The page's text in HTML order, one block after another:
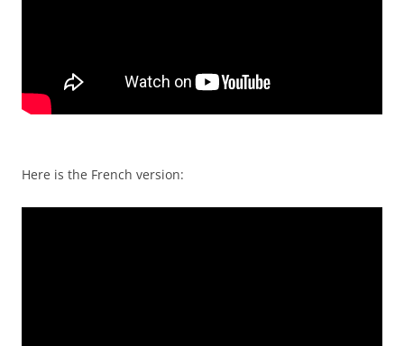
Here is the French version: